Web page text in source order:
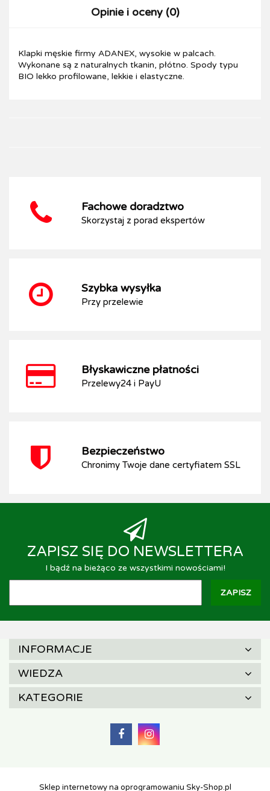
Opinie i oceny (0)
Klapki męskie firmy ADANEX, wysokie w palcach.
Wykonane są z naturalnych tkanin, płótno. Spody typu
BIO lekko profilowane, lekkie i elastyczne.
Fachowe doradztwo
Skorzystaj z porad ekspertów
Szybka wysyłka
Przy przelewie
Błyskawiczne płatności
Przelewy24 i PayU
Bezpieczeństwo
Chronimy Twoje dane certyfiatem SSL
ZAPISZ SIĘ DO NEWSLETTERA
I bądź na bieżąco ze wszystkimi nowościami!
INFORMACJE
WIEDZA
KATEGORIE
Sklep internetowy na oprogramowaniu Sky-Shop.pl